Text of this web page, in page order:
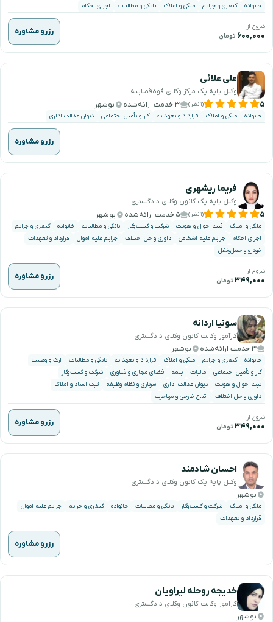
خانواده کیفری و جرایم ملکی و املاک بانکی و مطالبات اجرای احکام
شروع از
۶۰۰,۰۰۰ تومان رزرو مشاوره
علی علائی
وکیل پایه یک مرکز وکلای قوه‌قضاییه
۵ (۱ نظر) ۳ خدمت ارائه‌شده بوشهر
خانواده ملکی و املاک قرارداد و تعهدات کار و تأمین اجتماعی دیوان عدالت اداری
رزرو مشاوره
فریما ریشهری
وکیل پایه یک کانون وکلای دادگستری
۵ (۱ نظر) ۵ خدمت ارائه‌شده بوشهر
ملکی و املاک ثبت احوال و هویت شرکت و کسب‌وکار بانکی و مطالبات خانواده
کیفری و جرایم
اجرای احکام
جرایم علیه اشخاص داوری و حل اختلاف جرایم علیه اموال
قرارداد و تعهدات
خودرو و حمل‌ونقل
شروع از
۳۴۹,۰۰۰ تومان رزرو مشاوره
سونیا اردانه
کارآموز وکالت کانون وکلای دادگستری
۳ خدمت ارائه‌شده بوشهر
خانواده کیفری و جرایم ملکی و املاک قرارداد و تعهدات بانکی و مطالبات
ارث و وصیت
کار و تأمین اجتماعی
مالیات بیمه فضای مجازی و فناوری
شرکت و کسب‌وکار
ثبت احوال و هویت
دیوان عدالت اداری سربازی و نظام وظیفه
ثبت اسناد و املاک
داوری و حل اختلاف
اتباع خارجی و مهاجرت
شروع از
۳۴۹,۰۰۰ تومان رزرو مشاوره
احسان شادمند
وکیل پایه یک کانون وکلای دادگستری
بوشهر
ملکی و املاک شرکت و کسب‌وکار بانکی و مطالبات خانواده کیفری و جرایم
جرایم علیه اموال
قرارداد و تعهدات
رزرو مشاوره
خدیجه روحله لیراویان
کارآموز وکالت کانون وکلای دادگستری
بوشهر